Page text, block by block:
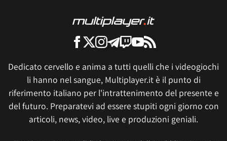
Dedicato cervello e anima a tutti quelli che i videogiochi
li hanno nel sangue, Multiplayer.it è il punto di
riferimento italiano per l'intrattenimento del presente e
del futuro. Preparatevi ad essere stupiti ogni giorno con
articoli, news, video, live e produzioni geniali.